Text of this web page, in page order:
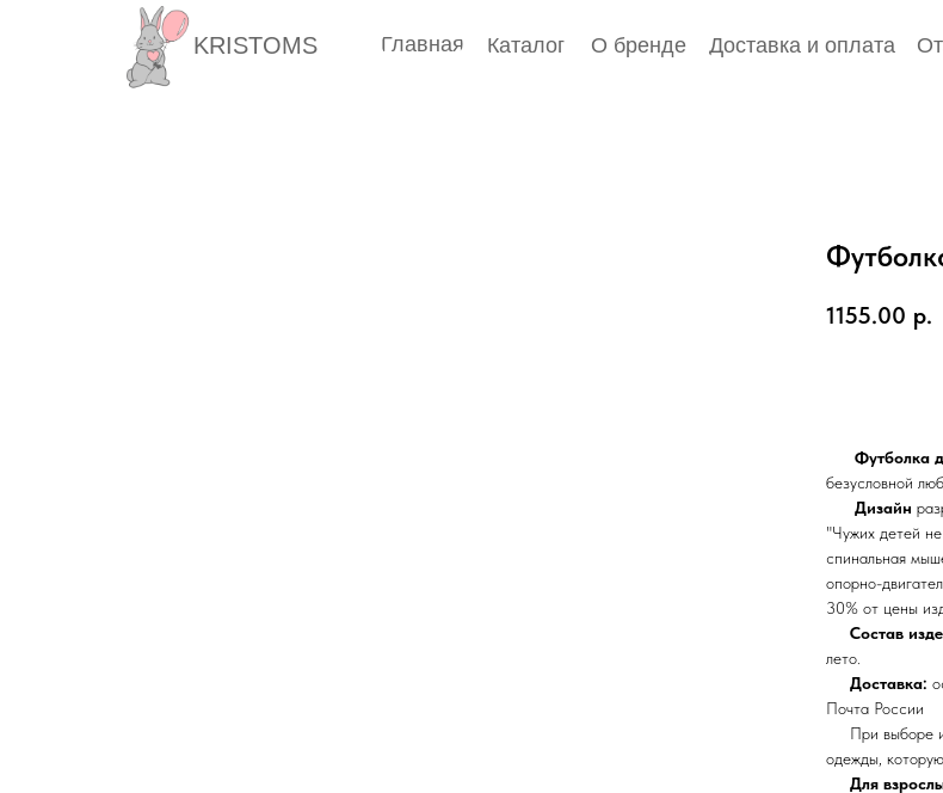
Каталог
Главная Доставка и оплата
KRISTOMS О бренде
1155.00 р.
Футболка
безусловной
Дизайн
"Чужих детей
спинальная
опорно-
30% от цены
Состав
лето.
Доставка:
Почта России
При выборе
одежды,
Для